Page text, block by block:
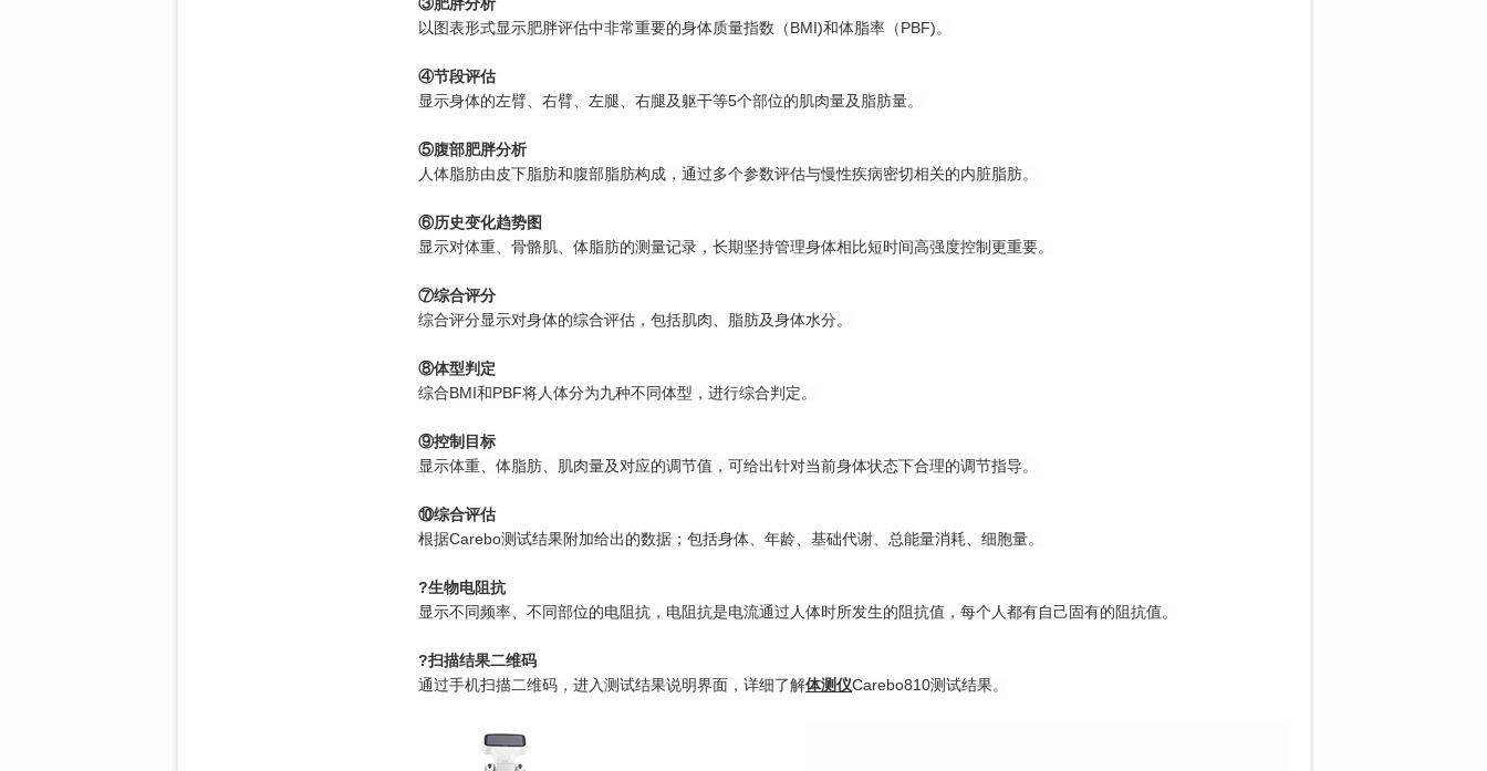
以图表形式显示肥胖评估中非常重要的身体质量指数（BMI)和体脂率（PBF)。
④节段评估
显示身体的左臂、右臂、左腿、右腿及躯干等5个部位的肌肉量及脂肪量。
⑤腹部肥胖分析
人体脂肪由皮下脂肪和腹部脂肪构成，通过多个参数评估与慢性疾病密切相关的内脏脂肪。
⑥历史变化趋势图
显示对体重、骨骼肌、体脂肪的测量记录，长期坚持管理身体相比短时间高强度控制更重要。
⑦综合评分
综合评分显示对身体的综合评估，包括肌肉、脂肪及身体水分。
⑧体型判定
综合BMI和PBF将人体分为九种不同体型，进行综合判定。
⑨控制目标
显示体重、体脂肪、肌肉量及对应的调节值，可给出针对当前身体状态下合理的调节指导。
⑩综合评估
根据Carebo测试结果附加给出的数据；包括身体、年龄、基础代谢、总能量消耗、细胞量。
?生物电阻抗
显示不同频率、不同部位的电阻抗，电阻抗是电流通过人体时所发生的阻抗值，每个人都有自己固有的阻抗值。
?扫描结果二维码
通过手机扫描二维码，进入测试结果说明界面，详细了解体测仪Carebo810测试结果。